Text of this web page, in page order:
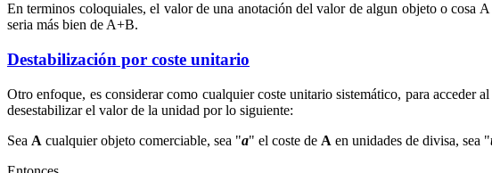
En terminos coloquiales, el valor de una anotación del valor de algun objeto o cosa
seria más bien de A+B.
Destabilización por coste unitario
Otro enfoque, es considerar como cualquier coste unitario sistemático, para
desestabilizar el valor de la unidad por lo siguiente:
Sea A cualquier objeto comerciable, sea "a" el coste de A en unidades de divisa, sea "